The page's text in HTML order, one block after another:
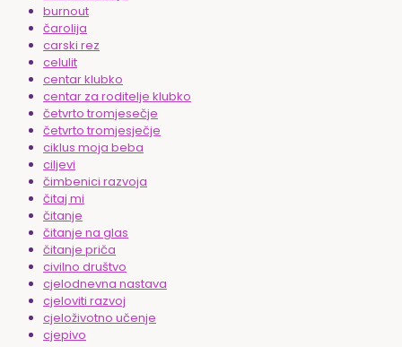
burnout
čarolija
carski rez
celulit
centar klubko
centar za roditelje klubko
četvrto tromjesečje
četvrto tromjesječje
ciklus moja beba
ciljevi
čimbenici razvoja
čitaj mi
čitanje
čitanje na glas
čitanje priča
civilno društvo
cjelodnevna nastava
cjeloviti razvoj
cjeloživotno učenje
cjepivo